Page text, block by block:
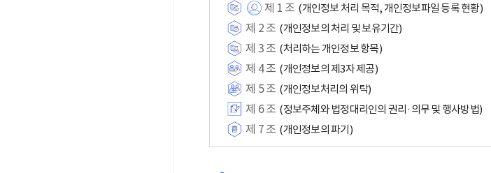
제 1 조 (개인정보 처리 목적, 개인정보파일 등록 현황)
제 2 조 (개인정보의 처리 및 보유기간)
제 3 조 (처리하는 개인정보 항목)
제 4 조 (개인정보의 제3자 제공)
제 5 조 (개인정보처리의 위탁)
제 6 조 (정보주체와 법정대리인의 권리·의무 및 행사방법)
제 7 조 (개인정보의 파기)